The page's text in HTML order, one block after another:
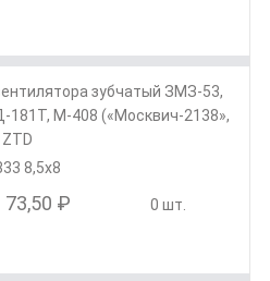
зубчатый ЗМЗ-53,
М-408 («Москвич-2138»,
8,5х8
73,50 ₽ 0 шт.